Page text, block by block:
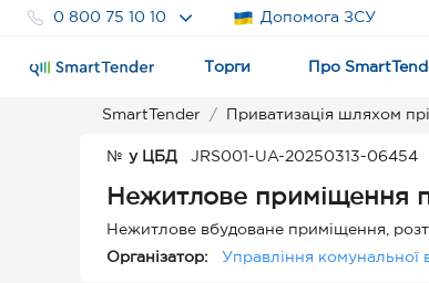
0 800 75 10 10 Допомога ЗСУ
Торги Про
SmartTender Приватизація шляхом
№ у ЦБД JRS001-UA-20250313-06454
Нежитлове приміщення
Нежитлове вбудоване приміщення,
Організатор: Управління комунальної